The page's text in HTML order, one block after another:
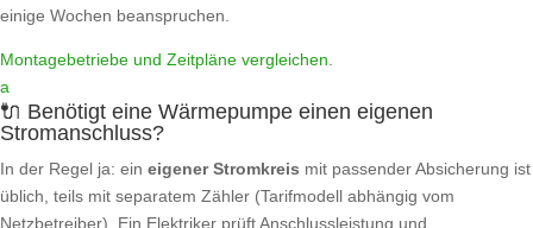
einige Wochen beanspruchen.
Montagebetriebe und Zeitpläne vergleichen.
a
🔌 Benötigt eine Wärmepumpe einen eigenen
Stromanschluss?
In der Regel ja: ein eigener Stromkreis mit passender Absicherung ist
üblich, teils mit separatem Zähler (Tarifmodell abhängig vom
Netzbetreiber). Ein Elektriker prüft Anschlussleistung und